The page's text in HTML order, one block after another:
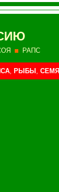
РАПС
, РЫБЫ ,